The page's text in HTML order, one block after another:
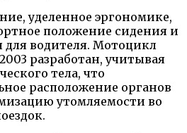
уделенное эргономике,
положение сидения и
для водителя. Мотоцикл
разработан, учитывая
тела, что
расположение органов
утомляемости во